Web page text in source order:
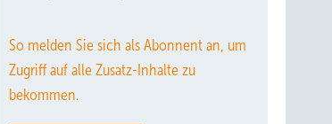
So melden Sie sich als Abonnent an, um
Zugriff auf alle Zusatz-Inhalte zu
bekommen.